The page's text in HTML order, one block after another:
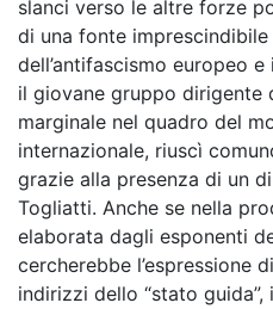
slanci verso le altre forze
di una fonte
dell’antifascismo europeo
il giovane gruppo dirigente
marginale nel quadro del
internazionale, riuscì
grazie alla presenza di un
Togliatti. Anche se nella
elaborata dagli esponenti
cercherebbe l’espressione
indirizzi dello “stato